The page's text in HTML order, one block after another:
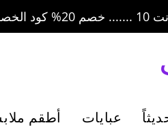
عبايات أطقم